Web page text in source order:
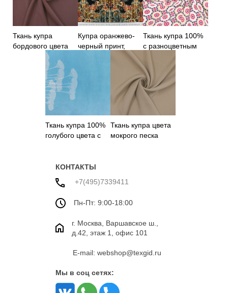
Ткань купра
бордового цвета
Купра оранжево-
черный принт,
Ткань купра 100%
с разноцветным
Ткань купра 100%
голубого цвета с
Ткань купра цвета
мокрого песка
КОНТАКТЫ
+7(495)7339411
Пн-Пт: 9:00-18:00
г. Москва, Варшавское ш.,
д.42, этаж 1, офис 101
E-mail: webshop@texgid.ru
Мы в соц сетях: